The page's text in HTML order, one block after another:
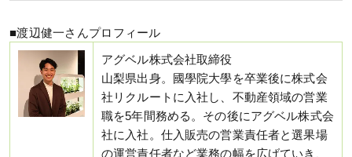
■渡辺健一さんプロフィール
アグベル株式会社取締役
山梨県出身。國學院大學を卒業後に株式会
社リクルートに入社し、不動産領域の営業
職を5年間務める。その後にアグベル株式会
社に入社。仕入販売の営業責任者と選果場
の運営責任者など業務の幅を広げていき、